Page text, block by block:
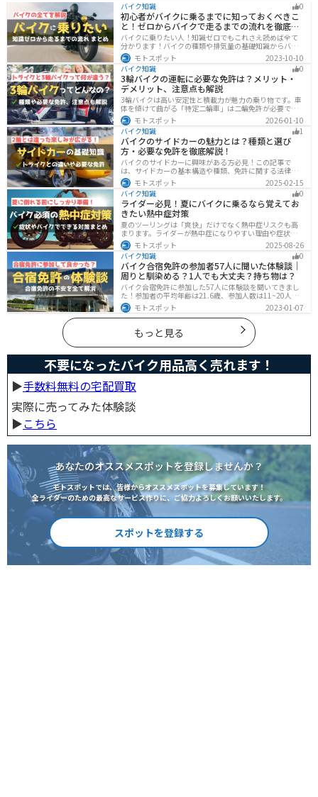
バイク知識 0
初心者がバイクに乗るまでに知っておくべきこ
と！ゼロからバイクで走るまでの流れを徹底解
説
バイクに乗りたい人！知識ゼロでもこれさえ読めば全て
分かります！バイクの種類や排気量の基礎知識からバイ
クの選び方、免許の取り方、購入、納車、その後のバイ
クライフまで全てサポートします！
モトスポット
2023-10-10
バイク知識
0
3輪バイクの運転に必要な免許は？メリット・
デメリット、注意点も解説
3輪バイクは高い安定性と積載力が魅力の乗り物です。車
体を傾けて曲がる「特定二輪車」は二輪免許が必要です
が、自立する「トライク」は普通自動車免許で運転で
き、ヘルメット着用も任意です。維持費はバイク並みです
が、運転特性や駐車ルールは車種により異なるため、事
前の確認が大切です。
モトスポット
2026-01-10
バイク知識
1
バイクのサイドカーの魅力とは？種類と選び
方・必要な免許を徹底解説！
バイクのサイドカーに興味がある方必見！この記事で
は、サイドカーの基本構造や種類、免許に関する法律、
メンテナンス方法を解説しています。実は、サイドカー
は法律上、二輪車として扱われるため、排気量に応じた
二輪免許が必要です。この記事を読めば、サイドカーの
正しい楽しみ方がわかります。
モトスポット
2025-02-15
バイク知識
0
ライダー必見！夏にバイクに乗るなら覚えてお
きたい熱中症対策
夏のツーリングは「爽快」だけでなく熱中症リスクも高
まります。ライダーが熱中症になりやすい理由や症状、
危険性、そして安全に楽しむための対策を徹底解説。夏
用ウェア・水分補給・休憩ポイントの工夫など、猛暑で
も快適に走るコツを紹介します。
モトスポット
2025-08-26
バイク知識
0
バイク合宿免許の参加者57人に聞いた体験談｜
周りと馴染める？1人でも大丈夫？持ち物は？
バイク合宿免許に参加した57人に体験談を聞いてきまし
た！参加者の平均年齢は21.6歳、参加人数は11~20人な
ど統計情報や人間関係はどうだったのか、持っていくべ
きものなど参加する前に知っておきたい情報をまとめま
した。
モトスポット 2023-01-07
もっと見る
不要になったバイク用品高く売れます！
▶︎手数料無料の宅配買取
実際に売ってみた体験談
▶︎こちら
あなたのオススメスポットを登録しませんか？
モトスポットでは、皆様からオススメスポットを募集しています！
全ライダーのための最高なサービス作りに、ご協力よろしくお願いいたします。
スポットを登録する